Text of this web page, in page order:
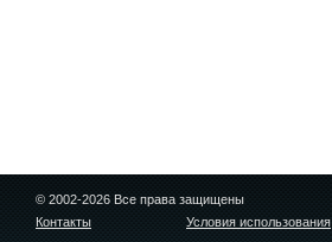
© 2002-2026 Все права защищены
Контакты
Условия использования